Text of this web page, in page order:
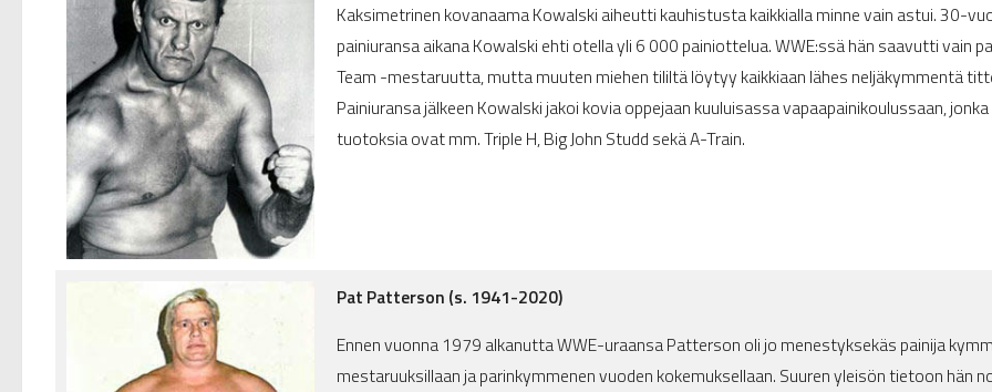
Kaksimetrinen kovanaama Kowalski aiheutti kauhistusta kaikkialla minne vain astui. 30-
painiuransa aikana Kowalski ehti otella yli 6 000 painiottelua. WWE:ssä hän saavutti vain
Team -mestaruutta, mutta muuten miehen tililtä löytyy kaikkiaan lähes neljäkymmentä
Painiuransa jälkeen Kowalski jakoi kovia oppejaan kuuluisassa vapaapainikoulussaan, jonka
tuotoksia ovat mm. Triple H, Big John Studd sekä A-Train.
Pat Patterson (s. 1941-2020)
Ennen vuonna 1979 alkanutta WWE-uraansa Patterson oli jo menestyksekäs painija
mestaruuksillaan ja parinkymmenen vuoden kokemuksellaan. Suuren yleisön tietoon hän